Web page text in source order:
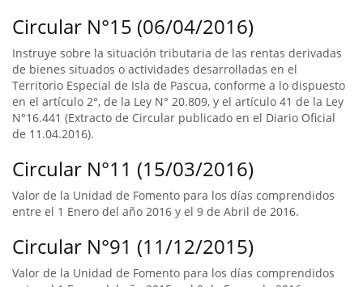
Circular N°15 (06/04/2016)
Instruye sobre la situación tributaria de las rentas derivadas
de bienes situados o actividades desarrolladas en el
Territorio Especial de Isla de Pascua, conforme a lo dispuesto
en el artículo 2°, de la Ley N° 20.809, y el artículo 41 de la Ley
N°16.441 (Extracto de Circular publicado en el Diario Oficial
de 11.04.2016).
Circular N°11 (15/03/2016)
Valor de la Unidad de Fomento para los días comprendidos
entre el 1 Enero del año 2016 y el 9 de Abril de 2016.
Circular N°91 (11/12/2015)
Valor de la Unidad de Fomento para los días comprendidos